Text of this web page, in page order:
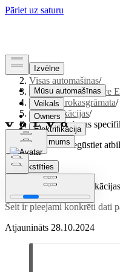
Atbalsts
Visas automašīnas/
XC40 Recharge Pure
Lietotāja rokasgrāmata/
Specifikācijas/
Riteņu un riepas
Pielāgots atbalsts Iegūstiet
Pierakstīties
Atjaunināts 28.10.2024
Riteņu un riepas specifikācijas
Šeit ir pieejami konkrēti dati